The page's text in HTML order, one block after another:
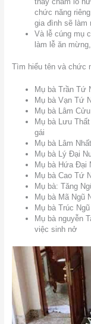
chức năng
gia đình sẽ làm
Và lễ cúng mụ
làm lễ ăn
Tìm hiểu tên và chức
Mụ bà Trần Tứ
Mụ bà Vạn Tứ
Mụ bà Lâm
Mụ bà Lưu
gái
Mụ bà Lâm
Mụ bà Lý Đại
Mụ bà Hứa Đại
Mụ bà Cao Tứ
Mụ bà: Tăng
Mụ bà Mã Ngũ
Mụ bà Trúc
Mụ bà nguyễn
việc sinh nở